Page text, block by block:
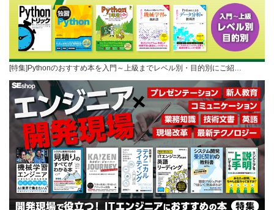
[特集]Pythonのおすすめ本を入門～上級までレベル別・目的別にご紹…